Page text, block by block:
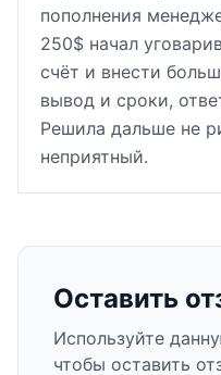
пополнения
250$ начал
счёт и внести
вывод и сроки,
Решила дальше не
неприятный.
Оставить
Используйте
чтобы оставить